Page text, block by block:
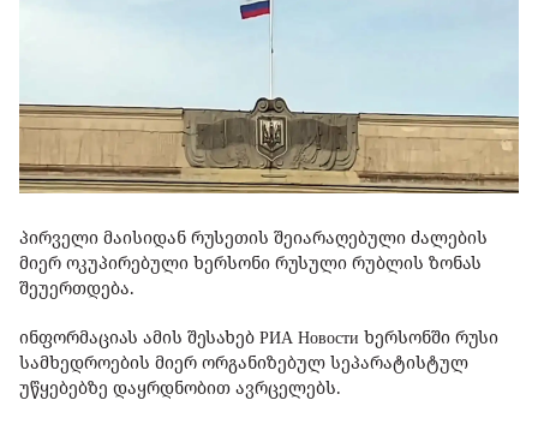
პირველი მაისიდან რუსეთის შეიარაღებული ძალების
მიერ ოკუპირებული ხერსონი რუსული რუბლის ზონას
შეუერთდება.
ინფორმაციას ამის შესახებ РИА Новости ხერსონში რუსი
სამხედროების მიერ ორგანიზებულ სეპარატისტულ
უწყებებზე დაყრდნობით ავრცელებს.